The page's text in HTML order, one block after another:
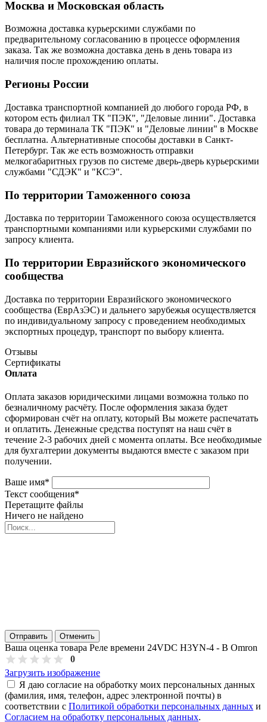
Москва и Московская область
Возможна доставка курьерскими службами по
предварительному согласованию в процессе оформления
заказа. Так же возможна доставка день в день товара из
наличия после прохождению оплаты.
Регионы России
Доставка транспортной компанией до любого города РФ, в
котором есть филиал ТК "ПЭК", "Деловые линии". Доставка
товара до терминала ТК "ПЭК" и "Деловые линии" в Москве
бесплатна. Альтернативные способы доставки в Санкт-
Петербург. Так же есть возможность отправки
мелкогабаритных грузов по системе дверь-дверь курьерскими
службами "СДЭК" и "КСЭ".
По территории Таможенного союза
Доставка по территории Таможенного союза осуществляется
транспортными компаниями или курьерскими службами по
запросу клиента.
По территории Евразийского экономического
сообщества
Доставка по территории Евразийского экономического
сообщества (ЕврАзЭС) и дальнего зарубежья осуществляется
по индивидуальному запросу с проведением необходимых
экспортных процедур, транспорт по выбору клиента.
Отзывы
Сертификаты
Оплата
Оплата заказов юридическими лицами возможна только по
безналичному расчёту. После оформления заказа будет
сформирован счёт на оплату, который Вы можете распечатать
и оплатить. Денежные средства поступят на наш счёт в
течение 2-3 рабочих дней с момента оплаты. Все необходимые
для бухгалтерии документы выдаются вместе с заказом при
получении.
Ваше имя*
Текст сообщения*
Перетащите файлы
Ничего не найдено
Отправить Отменить
Ваша оценка товара Реле времени 24VDC H3YN-4 - В Omron
0
Загрузить изображение
Я даю согласие на обработку моих персональных данных
(фамилия, имя, телефон, адрес электронной почты) в
соответствии с Политикой обработки персональных данных и
Согласием на обработку персональных данных.